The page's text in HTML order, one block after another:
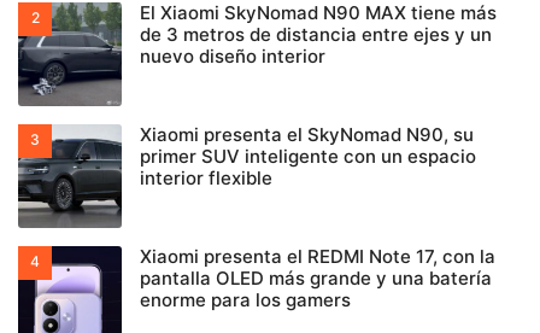
El Xiaomi SkyNomad N90 MAX tiene más
de 3 metros de distancia entre ejes y un
nuevo diseño interior
Xiaomi presenta el SkyNomad N90, su
primer SUV inteligente con un espacio
interior flexible
Xiaomi presenta el REDMI Note 17, con la
pantalla OLED más grande y una batería
enorme para los gamers